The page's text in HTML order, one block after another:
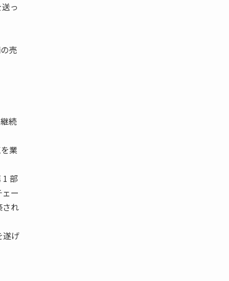
っ
売
続
業
部
ー
れ
遂げ